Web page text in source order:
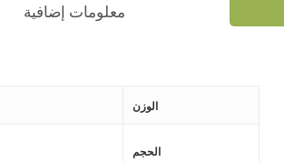
معلومات إضافية
الوزن
الحجم